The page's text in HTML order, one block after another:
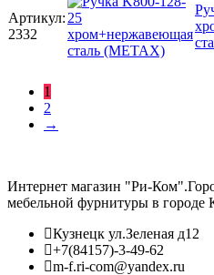
Артикул:
2332
1
2
→
Интернет магазин "Ри-
мебельной фурнитуры в городе
Кузнецк ул.Зеленая д12
+7(84157)-3-49-62
m-f.ri-com@yandex.ru